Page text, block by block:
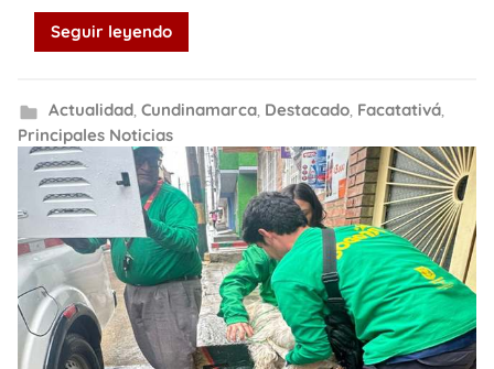
Seguir leyendo
Actualidad, Cundinamarca, Destacado, Facatativá,
Principales Noticias